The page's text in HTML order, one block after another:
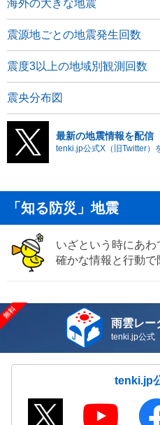
海外の大きな地震
震源地ごとの地震発生回数
震度3以上の地域別観測回数
震央分布図
最新の地震情報を配信
tenki.jp公式X（旧Twitter）
「知る防災」地震
いざという時にあわ
確かな情報と行動で
雨雲レー
tenki.jp公式
tenki.jp